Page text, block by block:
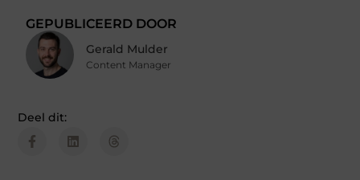
GEPUBLICEERD DOOR
Gerald Mulder
Content Manager
Deel dit: